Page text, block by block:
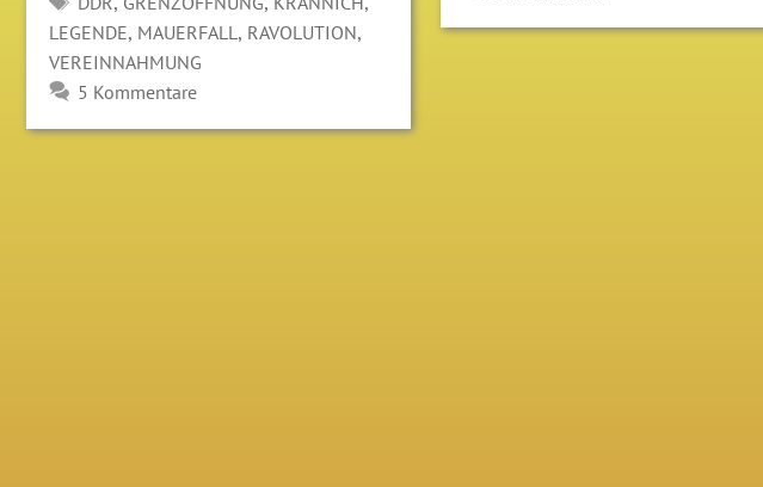
LEGENDE, MAUERFALL, RAVOLUTION,
VEREINNAHMUNG
5 Kommentare